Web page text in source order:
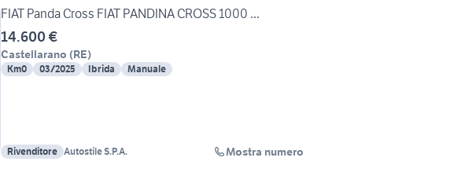
FIAT Panda Cross FIAT PANDINA CROSS 1000 ...
14.600 €
Castellarano (RE)
Km0 03/2025 Ibrida Manuale
Rivenditore Autostile S.P.A. Mostra numero